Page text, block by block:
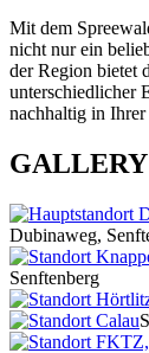
Mit dem
nicht nur ein
der Region bietet
unterschiedlicher
nachhaltig in
GALLERY
Dubinaweg,
Senftenberg